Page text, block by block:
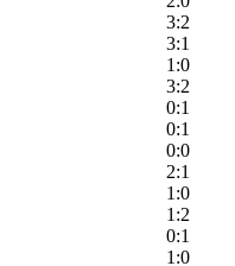
3:2
3:1
1:0
3:2
0:1
0:1
0:0
2:1
1:0
1:2
0:1
1:0